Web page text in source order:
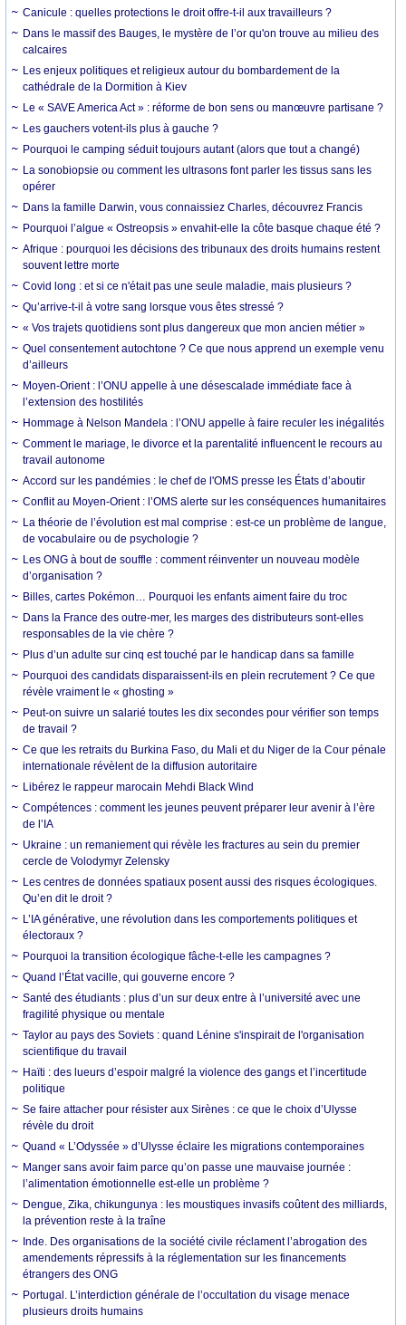
Canicule : quelles protections le droit offre-t-il aux travailleurs ?
Dans le massif des Bauges, le mystère de l’or qu'on trouve au milieu des
calcaires
Les enjeux politiques et religieux autour du bombardement de la
cathédrale de la Dormition à Kiev
Le « SAVE America Act » : réforme de bon sens ou manœuvre partisane ?
Les gauchers votent-ils plus à gauche ?
Pourquoi le camping séduit toujours autant (alors que tout a changé)
La sonobiopsie ou comment les ultrasons font parler les tissus sans les
opérer
Dans la famille Darwin, vous connaissiez Charles, découvrez Francis
Pourquoi l’algue « Ostreopsis » envahit-elle la côte basque chaque été ?
Afrique : pourquoi les décisions des tribunaux des droits humains restent
souvent lettre morte
Covid long : et si ce n'était pas une seule maladie, mais plusieurs ?
Qu’arrive-t-il à votre sang lorsque vous êtes stressé ?
« Vos trajets quotidiens sont plus dangereux que mon ancien métier »
Quel consentement autochtone ? Ce que nous apprend un exemple venu
d’ailleurs
Moyen-Orient : l’ONU appelle à une désescalade immédiate face à
l’extension des hostilités
Hommage à Nelson Mandela : l’ONU appelle à faire reculer les inégalités
Comment le mariage, le divorce et la parentalité influencent le recours au
travail autonome
Accord sur les pandémies : le chef de l'OMS presse les États d’aboutir
Conflit au Moyen-Orient : l’OMS alerte sur les conséquences humanitaires
La théorie de l’évolution est mal comprise : est-ce un problème de langue,
de vocabulaire ou de psychologie ?
Les ONG à bout de souffle : comment réinventer un nouveau modèle
d’organisation ?
Billes, cartes Pokémon… Pourquoi les enfants aiment faire du troc
Dans la France des outre-mer, les marges des distributeurs sont-elles
responsables de la vie chère ?
Plus d’un adulte sur cinq est touché par le handicap dans sa famille
Pourquoi des candidats disparaissent-ils en plein recrutement ? Ce que
révèle vraiment le « ghosting »
Peut-on suivre un salarié toutes les dix secondes pour vérifier son temps
de travail ?
Ce que les retraits du Burkina Faso, du Mali et du Niger de la Cour pénale
internationale révèlent de la diffusion autoritaire
Libérez le rappeur marocain Mehdi Black Wind
Compétences : comment les jeunes peuvent préparer leur avenir à l’ère
de l’IA
Ukraine : un remaniement qui révèle les fractures au sein du premier
cercle de Volodymyr Zelensky
Les centres de données spatiaux posent aussi des risques écologiques.
Qu’en dit le droit ?
L’IA générative, une révolution dans les comportements politiques et
électoraux ?
Pourquoi la transition écologique fâche-t-elle les campagnes ?
Quand l’État vacille, qui gouverne encore ?
Santé des étudiants : plus d’un sur deux entre à l’université avec une
fragilité physique ou mentale
Taylor au pays des Soviets : quand Lénine s'inspirait de l'organisation
scientifique du travail
Haïti : des lueurs d’espoir malgré la violence des gangs et l’incertitude
politique
Se faire attacher pour résister aux Sirènes : ce que le choix d’Ulysse
révèle du droit
Quand « L’Odyssée » d’Ulysse éclaire les migrations contemporaines
Manger sans avoir faim parce qu’on passe une mauvaise journée :
l’alimentation émotionnelle est-elle un problème ?
Dengue, Zika, chikungunya : les moustiques invasifs coûtent des milliards,
la prévention reste à la traîne
Inde. Des organisations de la société civile réclament l’abrogation des
amendements répressifs à la réglementation sur les financements
étrangers des ONG
Portugal. L’interdiction générale de l’occultation du visage menace
plusieurs droits humains